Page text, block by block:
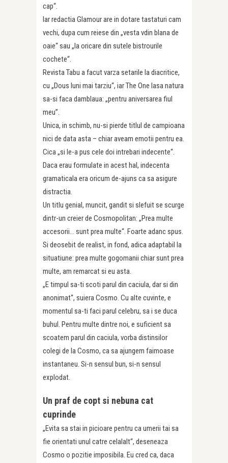
cap“.
Iar redactia Glamour are in dotare tastaturi cam
vechi, dupa cum reiese din „vesta vdin blana de
oaie“ sau „la oricare din sutele bistrourile
cochete“.
Revista Tabu a facut varza setarile la diacritice,
cu „Dous luni mai tarziu“, iar The One lasa natura
sa-si faca damblaua: „pentru aniversarea fiul
meu”.
Unica, in schimb, nu-si pierde titlul de campioana
nici de data asta – chiar aveam emotii pentru ea.
Cica „si le-a pus cele doi intrebari indecente“.
Daca erau formulate in acest hal, indecenta
gramaticala era oricum de-ajuns ca sa asigure
distractia.
Un titlu genial, muncit, gandit si slefuit se scurge
dintr-un creier de Cosmopolitan: „Prea multe
accesorii… sunt prea multe“. Foarte adanc spus.
Si deosebit de realist, in fond, adica adaptabil la
situatiune: prea multe gogomanii chiar sunt prea
multe, am remarcat si eu asta.
„E timpul sa-ti scoti parul din caciula, dar si din
anonimat“, suiera Cosmo. Cu alte cuvinte, e
momentul sa-ti faci parul celebru, sa i se duca
buhul. Pentru multe dintre noi, e suficient sa
scoatem parul din caciula, vorba distinsilor
colegi de la Cosmo, ca sa ajungem faimoase
instantaneu. Si-n sensul bun, si-n sensul
explodat.
Un praf de copt si nebuna cat
cuprinde
„Evita sa stai in picioare pentru ca umerii tai sa
fie orientati unul catre celalalt“, deseneaza
Cosmo o pozitie imposibila. Eu cred ca, daca